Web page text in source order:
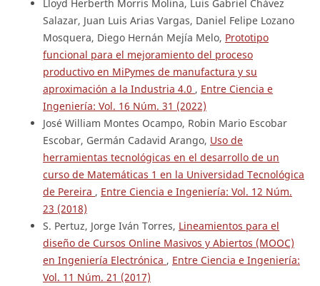
Lloyd Herberth Morris Molina, Luis Gabriel Chávez
Salazar, Juan Luis Arias Vargas, Daniel Felipe Lozano
Mosquera, Diego Hernán Mejía Melo, Prototipo
funcional para el mejoramiento del proceso
productivo en MiPymes de manufactura y su
aproximación a la Industria 4.0 , Entre Ciencia e
Ingeniería: Vol. 16 Núm. 31 (2022)
José William Montes Ocampo, Robin Mario Escobar
Escobar, Germán Cadavid Arango, Uso de
herramientas tecnológicas en el desarrollo de un
curso de Matemáticas 1 en la Universidad Tecnológica
de Pereira , Entre Ciencia e Ingeniería: Vol. 12 Núm.
23 (2018)
S. Pertuz, Jorge Iván Torres, Lineamientos para el
diseño de Cursos Online Masivos y Abiertos (MOOC)
en Ingeniería Electrónica , Entre Ciencia e Ingeniería:
Vol. 11 Núm. 21 (2017)